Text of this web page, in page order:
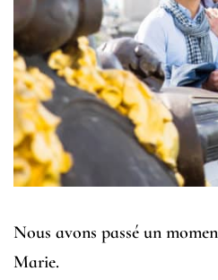
Nous avons passé un
Marie.